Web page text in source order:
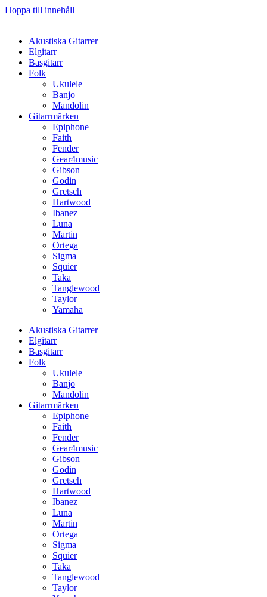
Hoppa till innehåll
Akustiska Gitarrer
Elgitarr
Basgitarr
Folk
Ukulele
Banjo
Mandolin
Gitarrmärken
Epiphone
Faith
Fender
Gear4music
Gibson
Godin
Gretsch
Hartwood
Ibanez
Luna
Martin
Ortega
Sigma
Squier
Taka
Tanglewood
Taylor
Yamaha
Akustiska Gitarrer
Elgitarr
Basgitarr
Folk
Ukulele
Banjo
Mandolin
Gitarrmärken
Epiphone
Faith
Fender
Gear4music
Gibson
Godin
Gretsch
Hartwood
Ibanez
Luna
Martin
Ortega
Sigma
Squier
Taka
Tanglewood
Taylor